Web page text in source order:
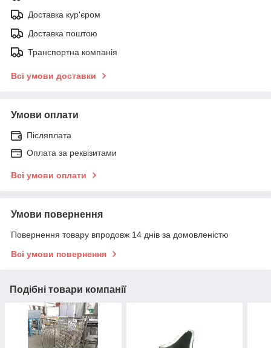
Доставка кур'єром
Доставка поштою
Транспортна компанія
Всі умови доставки
Умови оплати
Післяплата
Оплата за реквізитами
Всі умови оплати
Умови повернення
Повернення товару впродовж 14 днів за домовленістю
Всі умови повернення
Подібні товари компанії